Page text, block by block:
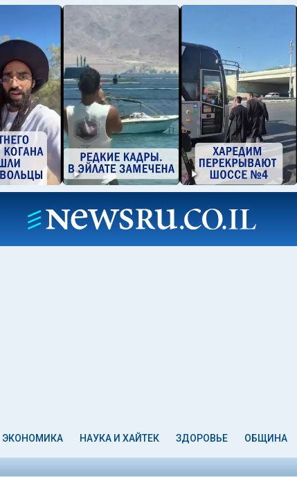
ЭКОНОМИКА НАУКА И ХАЙТЕК ЗДОРОВЬЕ ОБЩИНА